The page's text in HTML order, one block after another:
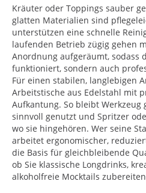
Kräuter oder Toppings sauber
glatten Materialien sind
unterstützen eine schnelle
laufenden Betrieb zügig gehen
Anordnung aufgeräumt, sodass
funktioniert, sondern auch
Für einen stabilen, langlebigen
Arbeitstische aus Edelstahl mit
Aufkantung. So bleibt
sinnvoll genutzt und Spritzer
wo sie hingehören. Wer seine
arbeitet ergonomischer,
die Basis für gleichbleibende
ob Sie klassische Longdrinks,
alkoholfreie Mocktails